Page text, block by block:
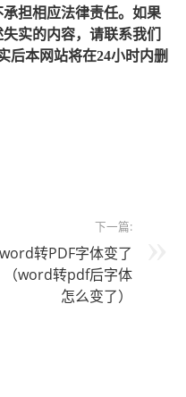
担相应法律责任。如果
实的内容，请联系我们
后本网站将在24小时内删
下一篇:
word转PDF字体变了
（word转pdf后字体
怎么变了）